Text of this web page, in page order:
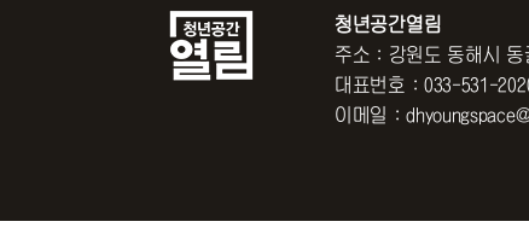
청년공간열림
주소 : 강원도 동해시 동
대표번호 : 033-531-
이메일 :